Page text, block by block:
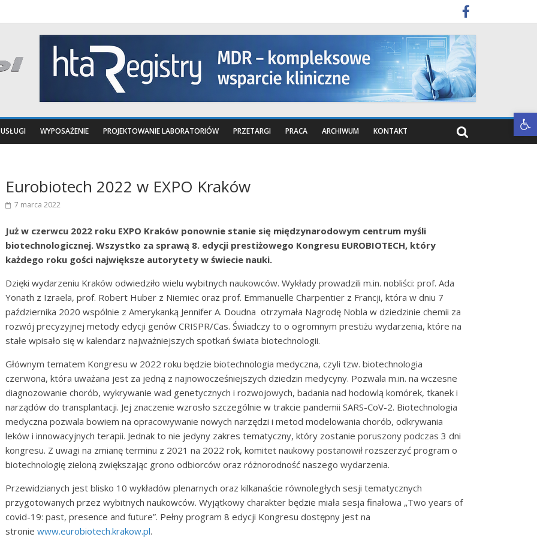
Otwórz pasek narzędzi
USŁUGI WYPOSAŻENIE PROJEKTOWANIE LABORATORIÓW PRZETARGI PRACA ARCHIWUM KONTAKT
Eurobiotech 2022 w EXPO Kraków
7 marca 2022
Już w czerwcu 2022 roku EXPO Kraków ponownie stanie się międzynarodowym centrum myśli
biotechnologicznej. Wszystko za sprawą 8. edycji prestiżowego Kongresu EUROBIOTECH, który
każdego roku gości największe autorytety w świecie nauki.
Dzięki wydarzeniu Kraków odwiedziło wielu wybitnych naukowców. Wykłady prowadzili m.in. nobliści: prof. Ada
Yonath z Izraela, prof. Robert Huber z Niemiec oraz prof. Emmanuelle Charpentier z Francji, która w dniu 7
października 2020 wspólnie z Amerykanką Jennifer A. Doudna otrzymała Nagrodę Nobla w dziedzinie chemii za
rozwój precyzyjnej metody edycji genów CRISPR/Cas. Świadczy to o ogromnym prestiżu wydarzenia, które na
stałe wpisało się w kalendarz najważniejszych spotkań świata biotechnologii.
Głównym tematem Kongresu w 2022 roku będzie biotechnologia medyczna, czyli tzw. biotechnologia
czerwona, która uważana jest za jedną z najnowocześniejszych dziedzin medycyny. Pozwala m.in. na wczesne
diagnozowanie chorób, wykrywanie wad genetycznych i rozwojowych, badania nad hodowlą komórek, tkanek i
narządów do transplantacji. Jej znaczenie wzrosło szczególnie w trakcie pandemii SARS-CoV-2. Biotechnologia
medyczna pozwala bowiem na opracowywanie nowych narzędzi i metod modelowania chorób, odkrywania
leków i innowacyjnych terapii. Jednak to nie jedyny zakres tematyczny, który zostanie poruszony podczas 3 dni
kongresu. Z uwagi na zmianę terminu z 2021 na 2022 rok, komitet naukowy postanowił rozszerzyć program o
biotechnologię zieloną zwiększając grono odbiorców oraz różnorodność naszego wydarzenia.
Przewidzianych jest blisko 10 wykładów plenarnych oraz kilkanaście równoległych sesji tematycznych
przygotowanych przez wybitnych naukowców. Wyjątkowy charakter będzie miała sesja finałowa „Two years of
covid-19: past, presence and future”. Pełny program 8 edycji Kongresu dostępny jest na
stronie www.eurobiotech.krakow.pl.